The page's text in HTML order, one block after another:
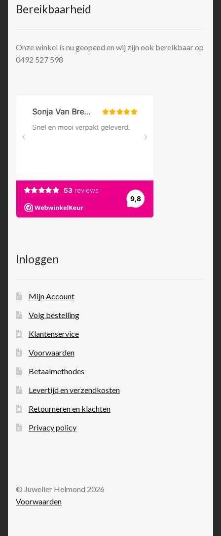
Bereikbaarheid
Onze winkel is nu geopend en wij zijn ook bereikbaar op
0492 527 598
Inloggen
Mijn Account
Volg bestelling
Klantenservice
Voorwaarden
Betaalmethodes
Levertijd en verzendkosten
Retourneren en klachten
Privacy policy
© Juwelier Helmond 2026
Voorwaarden